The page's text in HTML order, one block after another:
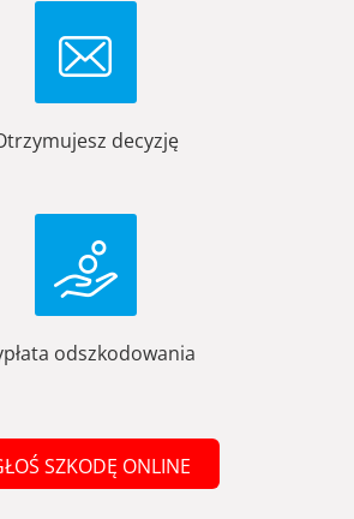
decyzję
odszkodowania
SZKODĘ ONLINE